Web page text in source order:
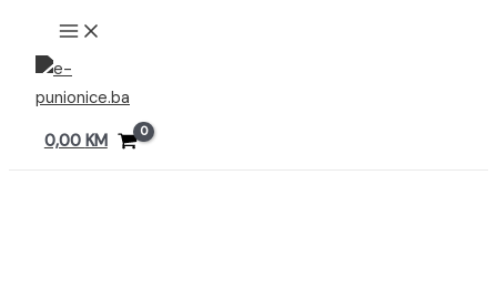
Preskoči
sadržaj
MAIN
MENU
0,00 KM